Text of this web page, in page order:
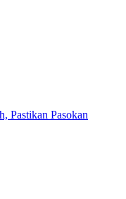
Pastikan Pasokan